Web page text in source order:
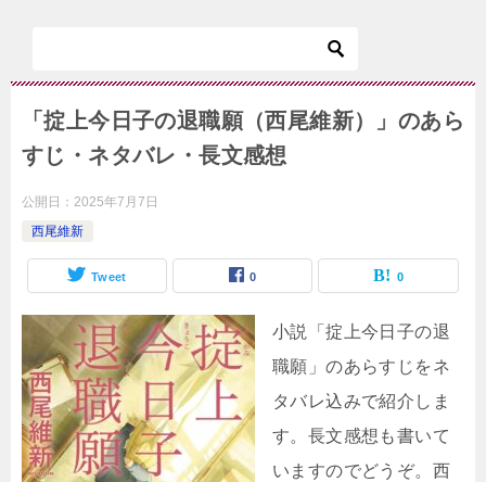
「掟上今日子の退職願（西尾維新）」のあら
すじ・ネタバレ・長文感想
公開日： 2025年7月7日
西尾維新
Tweet 0 0
小説「掟上今日子の退
職願」のあらすじをネ
タバレ込みで紹介しま
す。長文感想も書いて
いますのでどうぞ。西